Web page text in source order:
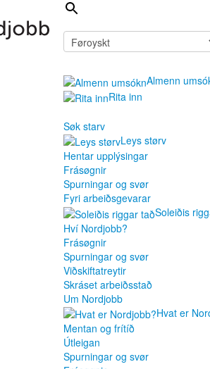
Almenn
Rita inn
Søk starv
Leys størv
Hentar upplýsingar
Frásøgnir
Spurningar og svør
Fyri arbeiðsgevarar
Soleiðis
Hví Nordjobb?
Frásøgnir
Spurningar og svør
Viðskiftatreytir
Skráset arbeiðsstað
Um Nordjobb
Hvat er
Mentan og frítíð
Útleigan
Spurningar og svør